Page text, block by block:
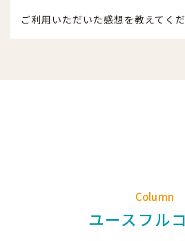
ご利用いただいた感想を教えてく
Column
ユースフル